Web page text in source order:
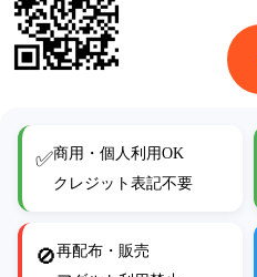
✅商用・個人利用OK
クレジット表記不要
🚫再配布・販売